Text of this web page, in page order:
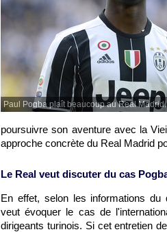
Paul Pogba plaît beaucoup au Real Madrid.
poursuivre son aventure avec la
approche concrète du Real Madrid
Le Real veut discuter du cas
En effet, selon les informations du
veut évoquer le cas de
dirigeants turinois. Si cet entretien